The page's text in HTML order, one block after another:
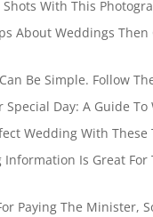
With This
About Weddings Then
Be Simple. Follow
Special Day: A Guide To
Wedding With These
Information Is Great For
Paying The Minister,